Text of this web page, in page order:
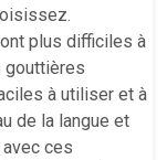
plus difficiles à
gouttières
à utiliser et à
de la langue et
ces